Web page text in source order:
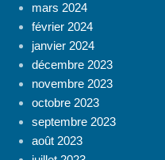
mars 2024
février 2024
janvier 2024
décembre 2023
novembre 2023
octobre 2023
septembre 2023
août 2023